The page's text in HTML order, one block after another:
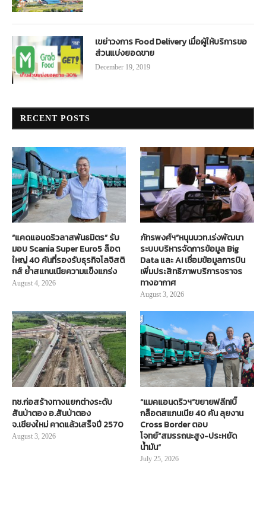
เขย่าวงการ Food Delivery เมื่อผู้ให้บริการขอ
ส่วนแบ่งยอดขาย
December 19, 2019
RECENT POSTS
“แคดแอนดริวลาสพันธมิตร” รับ
มอบ Scania Super Euro5 ล็อต
ใหญ่ 40 คันที่รองรับธุรกิจโลจิสติ
กส์ ย้ำสแกนเนียความแข็งแกร่ง
August 4, 2026
ภัทรพงศ์ฯ”หนุนบวท.เร่งพัฒนา
ระบบบริหารจัดการข้อมูล Big
Data และ AI เชื่อมข้อมูลการบิน
เพิ่มประสิทธิภาพบริการจราจร
ทางอากาศ
August 3, 2026
ทช.ก่อสร้างทางแยกต่างระดับ
สันป่าตอง อ.สันป่าตอง
จ.เชียงใหม่ คาดแล้วเสร็จปี 2570
August 3, 2026
“แมคแอนดริวฯ”ขยายฟลีท!บิ๊
กล็อตสแกนเนีย 40 คัน ลุยงาน
Cross Border ตอบ
โจทย์“สมรรถนะสูง-ประหยัด
น้ำมัน”
July 25, 2026